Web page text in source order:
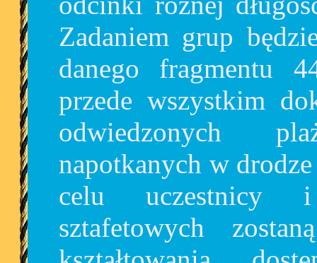
Zadaniem grup
danego fragmentu
przede wszystkim
odwiedzonych
napotkanych w
celu uczestnicy i
sztafetowych